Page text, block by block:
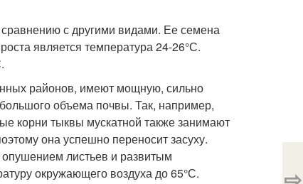
с другими видами. Ее семена
является температура 24-26°С.
районов, имеют мощную, сильно
объема почвы. Так, например,
корни тыквы мускатной также занимают
она успешно переносит засуху.
листьев и развитым
окружающего воздуха до 65°С.